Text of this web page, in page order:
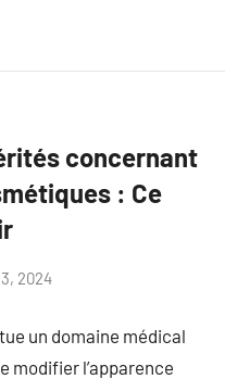
concernant
: Ce
2024
un domaine médical
modifier l’apparence